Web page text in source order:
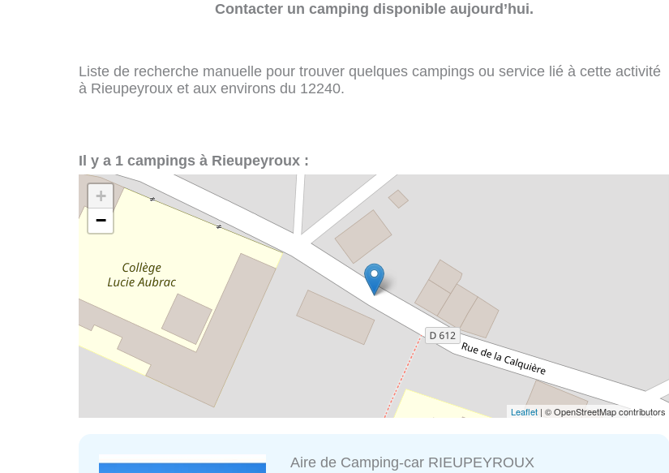
Contacter un camping disponible aujourd’hui.
Liste de recherche manuelle pour trouver quelques campings ou service lié à cette activité
à Rieupeyroux et aux environs du 12240.
Il y a 1 campings à Rieupeyroux :
+
−
Leaflet | © OpenStreetMap contributors
Aire de Camping-car RIEUPEYROUX